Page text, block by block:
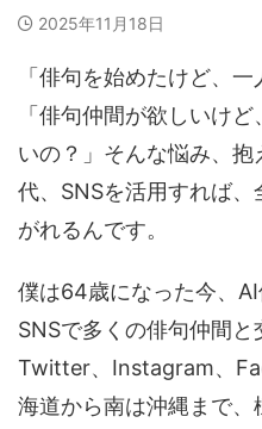
2025年11月18日
「俳句を始めたけど、
「俳句仲間が欲しいけ
いの？」そんな悩み、
代、SNSを活用すれば
がれるんです。
僕は64歳になった今、AI
SNSで多くの俳句仲間と
Twitter、Instagram、
海道から南は沖縄まで